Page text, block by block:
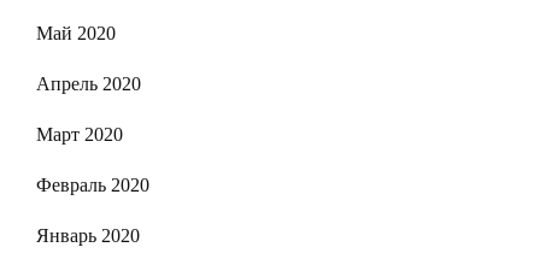
Май 2020
Апрель 2020
Март 2020
Февраль 2020
Январь 2020